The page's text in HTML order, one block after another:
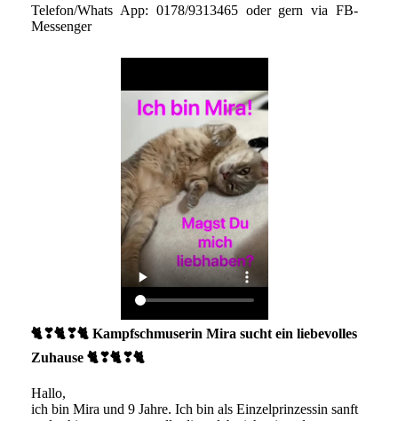
Telefon/Whats App: 0178/9313465 oder gern via FB-
Messenger
🐈❣🐈❣🐈 Kampfschmuserin Mira sucht ein liebevolles
Zuhause 🐈❣🐈❣🐈
Hallo,
ich bin Mira und 9 Jahre. Ich bin als Einzelprinzessin sanft